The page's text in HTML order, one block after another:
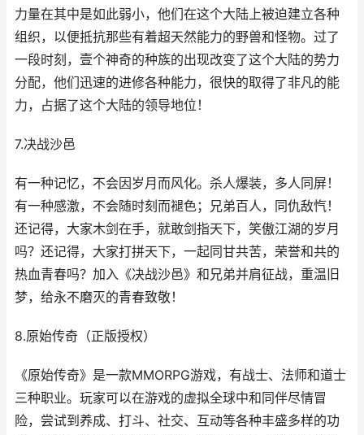
力量在其中是如此弱小，他们在这个大陆上被迫建立各种
组织，以便抵抗那些有着超天然能力的野兽和怪物。过了
一段时刻，壹个神奇的种族的出现改变了这个大陆的势力
分配，他们迅速的进修各种能力，很快的取得了非凡的能
力，占据了这个大陆的领导地位！
7.决战沙邑
有一种记忆，不会因岁月而风化。杀人爆装，多人同屏！
有一种感激，不会随时刻而褪色；兄弟百人，同仇敌忾！
还记得，大家木剑在手，就敢剑指天下，笑傲江湖的岁月
吗？还记得，大家打拼天下，一起同甘共苦，荣誉和共的
热血青春吗？加入《决战沙邑》和兄弟并肩征战，重温旧
梦，给永不磨灭的青春致敬！
8.原始传奇（正版授权）
《原始传奇》是一款MMORPG游戏，有战士、法师和道士
三种职业。玩家可以在游戏的虚拟全球中和同伴尽情冒
险，尝试到养成、打斗、社交、互动等各种丰盛多样的功